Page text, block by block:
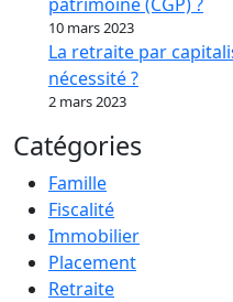
10 mars 2023
La retraite par
nécessité ?
2 mars 2023
Catégories
Famille
Fiscalité
Immobilier
Placement
Retraite